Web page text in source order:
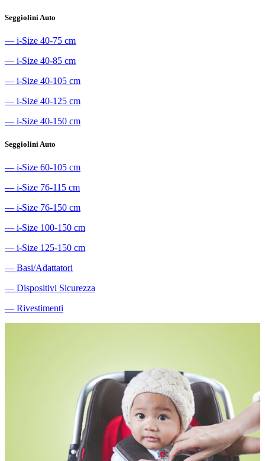
Seggiolini Auto
― i-Size 40-75 cm
― i-Size 40-85 cm
― i-Size 40-105 cm
― i-Size 40-125 cm
― i-Size 40-150 cm
Seggiolini Auto
― i-Size 60-105 cm
― i-Size 76-115 cm
― i-Size 76-150 cm
― i-Size 100-150 cm
― i-Size 125-150 cm
― Basi/Adattatori
― Dispositivi Sicurezza
― Rivestimenti